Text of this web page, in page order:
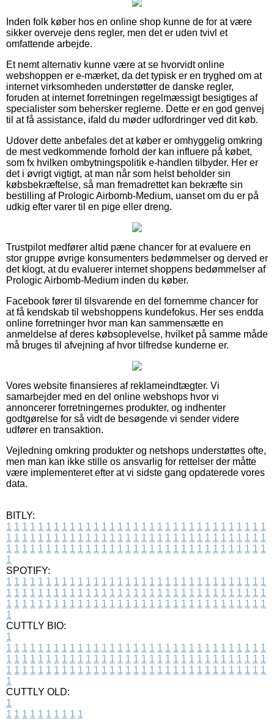
Inden folk køber hos en online shop kunne de for at være
sikker overveje dens regler, men det er uden tvivl et
omfattende arbejde.
Et nemt alternativ kunne være at se hvorvidt online
webshoppen er e-mærket, da det typisk er en tryghed om at
internet virksomheden understøtter de danske regler,
foruden at internet forretningen regelmæssigt besigtiges af
specialister som behersker reglerne. Dette er en god genvej
til at få assistance, ifald du møder udfordringer ved dit køb.
Udover dette anbefales det at køber er omhyggelig omkring
de mest vedkommende forhold der kan influere på købet,
som fx hvilken ombytningspolitik e-handlen tilbyder. Her er
det i øvrigt vigtigt, at man når som helst beholder sin
købsbekræftelse, så man fremadrettet kan bekræfte sin
bestilling af Prologic Airbomb-Medium, uanset om du er på
udkig efter varer til en pige eller dreng.
Trustpilot medfører altid pæne chancer for at evaluere en
stor gruppe øvrige konsumenters bedømmelser og derved er
det klogt, at du evaluerer internet shoppens bedømmelser af
Prologic Airbomb-Medium inden du køber.
Facebook fører til tilsvarende en del fornemme chancer for
at få kendskab til webshoppens kundefokus. Her ses endda
online forretninger hvor man kan sammensætte en
anmeldelse af deres købsoplevelse, hvilket på samme måde
må bruges til afvejning af hvor tilfredse kunderne er.
Vores website finansieres af reklameindtægter. Vi
samarbejder med en del online webshops hvor vi
annoncerer forretningernes produkter, og indhenter
godtgørelse for så vidt de besøgende vi sender videre
udfører en transaktion.
Vejledning omkring produkter og netshops understøttes ofte,
men man kan ikke stille os ansvarlig for rettelser der måtte
være implementeret efter at vi sidste gang opdaterede vores
data.
BITLY:
1 1 1 1 1 1 1 1 1 1 1 1 1 1 1 1 1 1 1 1 1 1 1 1 1 1 1 1 1 1 1 1 1
1 1 1 1 1 1 1 1 1 1 1 1 1 1 1 1 1 1 1 1 1 1 1 1 1 1 1 1 1 1 1 1 1
1 1 1 1 1 1 1 1 1 1 1 1 1 1 1 1 1 1 1 1 1 1 1 1 1 1 1 1 1 1 1 1 1
1
SPOTIFY:
1 1 1 1 1 1 1 1 1 1 1 1 1 1 1 1 1 1 1 1 1 1 1 1 1 1 1 1 1 1 1 1 1
1 1 1 1 1 1 1 1 1 1 1 1 1 1 1 1 1 1 1 1 1 1 1 1 1 1 1 1 1 1 1 1 1
1 1 1 1 1 1 1 1 1 1 1 1 1 1 1 1 1 1 1 1 1 1 1 1 1 1 1 1 1 1 1 1 1
1
CUTTLY BIO:
1
1 1 1 1 1 1 1 1 1 1 1 1 1 1 1 1 1 1 1 1 1 1 1 1 1 1 1 1 1 1 1 1 1
1 1 1 1 1 1 1 1 1 1 1 1 1 1 1 1 1 1 1 1 1 1 1 1 1 1 1 1 1 1 1 1 1
1 1 1 1 1 1 1 1 1 1 1 1 1 1 1 1 1 1 1 1 1 1 1 1 1 1 1 1 1 1 1 1 1
1
CUTTLY OLD:
1
1 1 1 1 1 1 1 1 1 1